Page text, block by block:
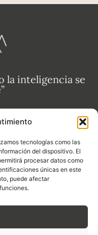
tecnologías como las
del dispositivo. El
procesar datos como
únicas en este
puede afectar
la inteligencia se